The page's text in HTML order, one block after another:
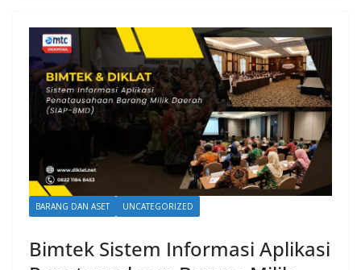
BARANG DAN ASET UNCATEGORIZED
Bimtek Sistem Informasi Aplikasi